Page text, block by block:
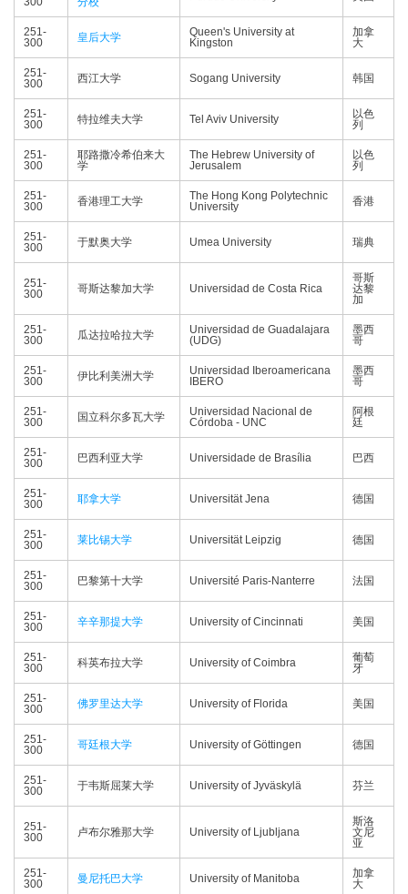
251-
300
皇后大学
Queen's University at
Kingston
加拿
大
251-
300
西江大学 Sogang University 韩国
251-
300
特拉维夫大学 Tel Aviv University
以色
列
251-
300
耶路撒冷希伯来大
学
The Hebrew University of
Jerusalem
以色
列
251-
300
香港理工大学
The Hong Kong Polytechnic
University
香港
251-
300
于默奥大学 Umea University 瑞典
251-
300
哥斯达黎加大学 Universidad de Costa Rica
哥斯
达黎
加
251-
300
瓜达拉哈拉大学
Universidad de Guadalajara
(UDG)
墨西
哥
251-
300
伊比利美洲大学
Universidad Iberoamericana
IBERO
墨西
哥
251-
300
国立科尔多瓦大学
Universidad Nacional de
Córdoba - UNC
阿根
廷
251-
300
巴西利亚大学 Universidade de Brasília 巴西
251-
300
耶拿大学 Universität Jena 德国
251-
300
莱比锡大学 Universität Leipzig 德国
251-
300
巴黎第十大学 Université Paris-Nanterre 法国
251-
300
辛辛那提大学 University of Cincinnati 美国
251-
300
科英布拉大学 University of Coimbra
葡萄
牙
251-
300
佛罗里达大学 University of Florida 美国
251-
300
哥廷根大学 University of Göttingen 德国
251-
300
于韦斯屈莱大学 University of Jyväskylä 芬兰
251-
300
卢布尔雅那大学 University of Ljubljana
斯洛
文尼
亚
251-
300
曼尼托巴大学 University of Manitoba
加拿
大